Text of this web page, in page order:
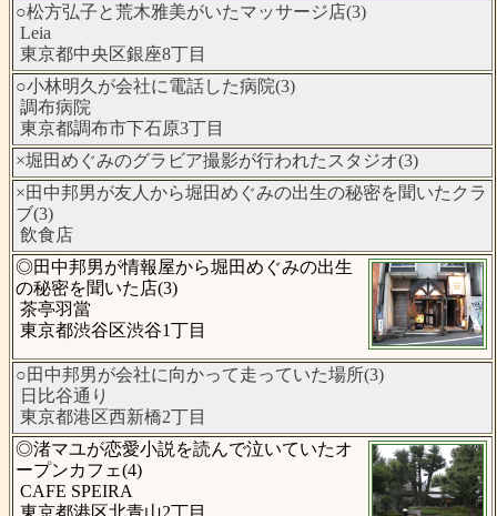
○松方弘子と荒木雅美がいたマッサージ店(3)
Leia
東京都中央区銀座8丁目
○小林明久が会社に電話した病院(3)
調布病院
東京都調布市下石原3丁目
×堀田めぐみのグラビア撮影が行われたスタジオ(3)
×田中邦男が友人から堀田めぐみの出生の秘密を聞いたクラ
ブ(3)
飲食店
◎田中邦男が情報屋から堀田めぐみの出生
の秘密を聞いた店(3)
茶亭羽當
東京都渋谷区渋谷1丁目
○田中邦男が会社に向かって走っていた場所(3)
日比谷通り
東京都港区西新橋2丁目
◎渚マユが恋愛小説を読んで泣いていたオ
ープンカフェ(4)
CAFE SPEIRA
東京都港区北青山2丁目